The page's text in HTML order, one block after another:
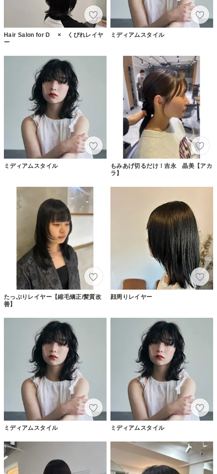
Hair Salon for D × くびれレイヤ
ー
ミディアムスタイル
ミディアムスタイル
もみあげ切るだけ！吉永 晶美【アカ
ラ】
たっぷりレイヤー【縮毛矯正/髪質改
善】
顔周りレイヤー
ミディアムスタイル ミディアムスタイル